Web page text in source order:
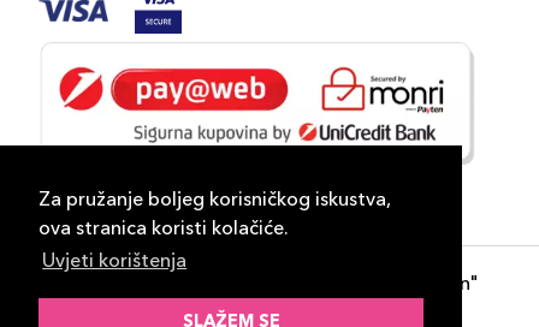
Za pružanje boljeg korisničkog iskustva,
ova stranica koristi kolačiće.
Uvjeti korištenja
SLAŽEM SE
- "DP Lux Distribution"
d.o.o. Banja Luka